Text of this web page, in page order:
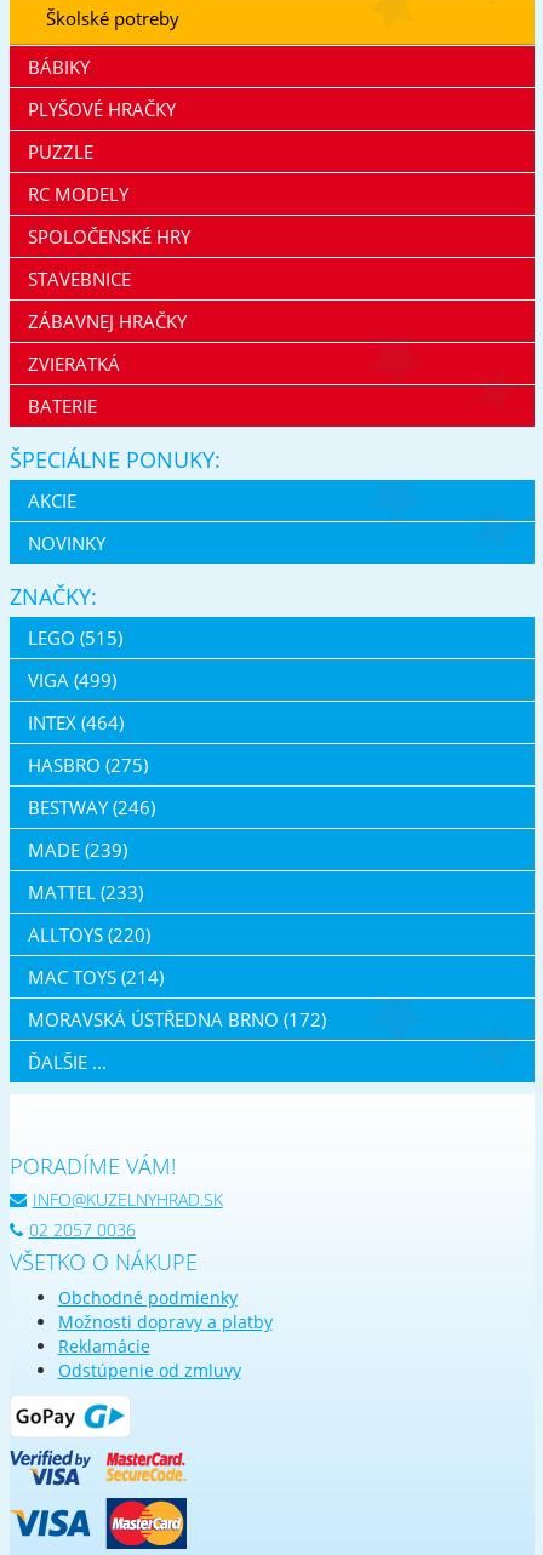
Školské potreby
BÁBIKY
PLYŠOVÉ HRAČKY
PUZZLE
RC MODELY
SPOLOČENSKÉ HRY
STAVEBNICE
ZÁBAVNEJ HRAČKY
ZVIERATKÁ
BATERIE
ŠPECIÁLNE PONUKY:
AKCIE
NOVINKY
ZNAČKY:
LEGO (515)
VIGA (499)
INTEX (464)
HASBRO (275)
BESTWAY (246)
MADE (239)
MATTEL (233)
ALLTOYS (220)
MAC TOYS (214)
MORAVSKÁ ÚSTŘEDNA BRNO (172)
ĎALŠIE ...
PORADÍME VÁM!
INFO@KUZELNYHRAD.SK
02 2057 0036
VŠETKO O NÁKUPE
Obchodné podmienky
Možnosti dopravy a platby
Reklamácie
Odstúpenie od zmluvy